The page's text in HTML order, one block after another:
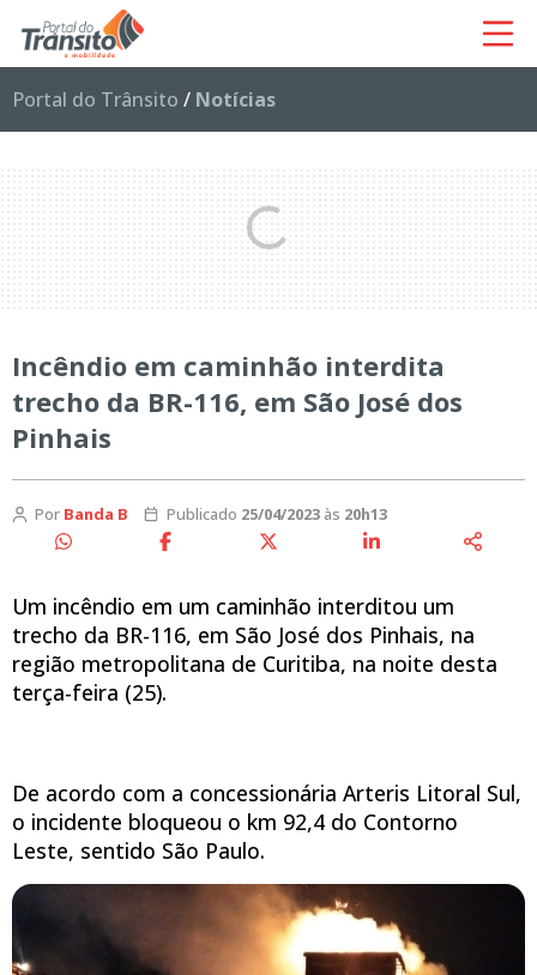
Portal do Trânsito / Notícias
Incêndio em caminhão interdita
trecho da BR-116, em São José dos
Pinhais
Por Banda B Publicado 25/04/2023às 20h13
Um incêndio em um caminhão interditou um
trecho da BR-116, em São José dos Pinhais, na
região metropolitana de Curitiba, na noite desta
terça-feira (25).
De acordo com a concessionária Arteris Litoral Sul,
o incidente bloqueou o km 92,4 do Contorno
Leste, sentido São Paulo.